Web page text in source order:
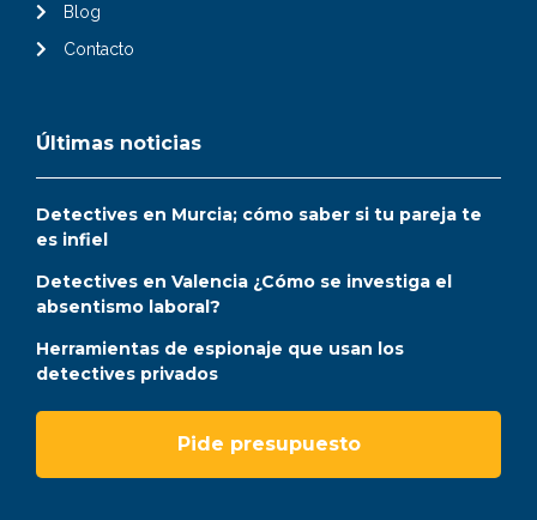
Blog
Contacto
Últimas noticias
Detectives en Murcia; cómo saber si tu pareja te
es infiel
Detectives en Valencia ¿Cómo se investiga el
absentismo laboral?
Herramientas de espionaje que usan los
detectives privados
Pide presupuesto